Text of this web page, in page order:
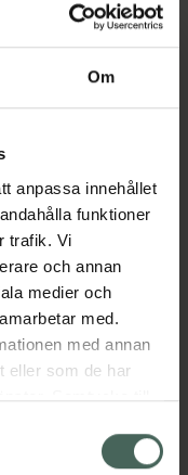
Om
anpassa innehållet
funktioner
trafik. Vi
och annan
medier och
med.
med annan
eller som de har
Samtycke till
passar
till nästa
x 155 mm